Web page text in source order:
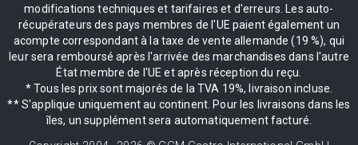
modifications techniques et tarifaires et d'erreurs. Les auto-
récupérateurs des pays membres de l'UE paient également un
acompte correspondant à la taxe de vente allemande (19 %), qui
leur sera remboursé après l'arrivée des marchandises dans l'autre
État membre de l'UE et après réception du reçu.
* Tous les prix sont majorés de la TVA 19%, livraison incluse.
** S'applique uniquement au continent. Pour les livraisons dans les
îles, un supplément sera automatiquement facturé.